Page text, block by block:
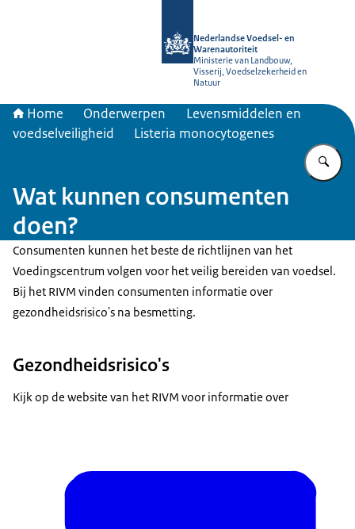
Nederlandse Voedsel- en
Warenautoriteit
Ministerie van Landbouw,
Visserij, Voedselzekerheid en
Natuur
Home Onderwerpen
Levensmiddelen en
voedselveiligheid
Listeria monocytogenes
Wat kunnen consumenten
doen?
Consumenten kunnen het beste de richtlijnen van het
Voedingscentrum volgen voor het veilig bereiden van voedsel.
Bij het RIVM vinden consumenten informatie over
gezondheidsrisico's na besmetting.
Gezondheidsrisico's
Kijk op de website van het RIVM voor informatie over